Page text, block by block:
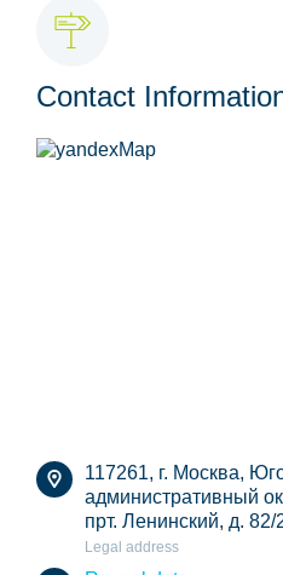
Contact
117261, г. Москва,
административный
прт. Ленинский, д. 82/
Legal address